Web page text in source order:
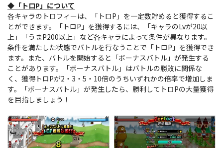
◆「トロP」について
各キャラのトロフィーは、「トロP」を一定数貯めると獲得するこ
とができます。「トロP」を獲得するには、「キャラのLvが20以
上」「うまP200以上」など各キャラによって条件が異なります。
条件を満たした状態でバトルを行なうことで「トロP」を獲得でき
ます。また、バトルを開始すると「ボーナスバトル」が発生する
ことがあります。「ボーナスバトル」はバトルの勝敗に関係な
く、獲得トロPが2・3・5・10倍のうちいずれかの倍率で増加しま
す。「ボーナスバトル」が発生したら、勝利してトロPの大量獲得
を目指しましょう！